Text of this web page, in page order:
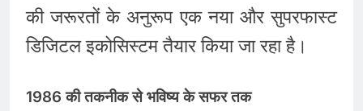
की जरूरतों के अनुरूप एक नया और सुपरफास्ट
डिजिटल इकोसिस्टम तैयार किया जा रहा है।
1986 की तकनीक से भविष्य के सफर तक